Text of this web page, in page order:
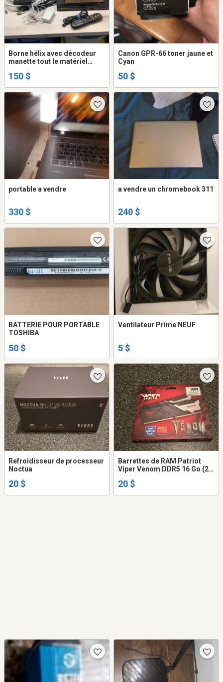
Borne hélix avec décodeur
manette tout le matériel
presque 600.00$ état neuf
150 $
Canon GPR-66 toner jaune et
Cyan
50 $
portable a vendre
330 $
a vendre un chromebook 311
240 $
BATTERIE POUR PORTABLE
TOSHIBA
50 $
Ventilateur Prime NEUF
5 $
Refroidisseur de processeur
Noctua
20 $
Barrettes de RAM Patriot
Viper Venom DDR5 16 Go (2 x
20 $